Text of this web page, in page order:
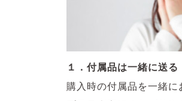
１．付属品は一緒に送る
購入時の付属品を一緒